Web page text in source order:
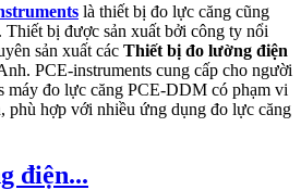
là thiết bị đo lực căng cũng
bị được sản xuất bởi công ty nổi
sản xuất các Thiết bị đo lường điện
PCE-instruments cung cấp cho người
máy đo lực căng PCE-DDM có phạm vi
phù hợp với nhiều ứng dụng đo lực căng
điện...